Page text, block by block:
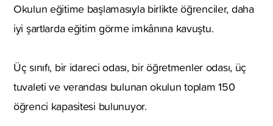
Okulun eğitime başlamasıyla birlikte öğrenciler, daha
iyi şartlarda eğitim görme imkânına kavuştu.
Üç sınıfı, bir idareci odası, bir öğretmenler odası, üç
tuvaleti ve verandası bulunan okulun toplam 150
öğrenci kapasitesi bulunuyor.